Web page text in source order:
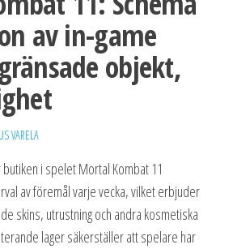
av in-game
objekt,
VARELA
i spelet Mortal Kombat 11
av föremål varje vecka, vilket erbjuder
skins, utrustning och andra kosmetiska
lager säkerställer att spelare har